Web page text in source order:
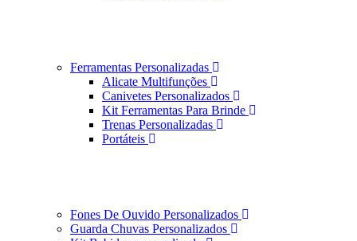
Ferramentas Personalizadas
Alicate Multifunções
Canivetes Personalizados
Kit Ferramentas Para Brinde
Trenas Personalizadas
Portáteis
Fones De Ouvido Personalizados
Guarda Chuvas Personalizados